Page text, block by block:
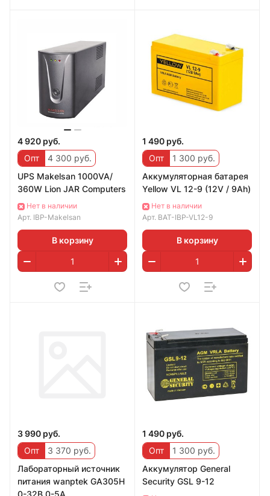
4 920 руб.
Опт
4 300 руб.
UPS Makelsan 1000VA/
360W Lion JAR Computers
Нет в наличии
Арт. IBP-Makelsan
В корзину
1 490 руб.
Опт
1 300 руб.
Аккумуляторная батарея
Yellow VL 12-9 (12V / 9Ah)
Нет в наличии
Арт. BAT-IBP-VL12-9
В корзину
3 990 руб.
Опт
3 370 руб.
Лабораторный источник
питания wanptek GA305H
1 490 руб.
Опт
1 300 руб.
Аккумулятор General
Security GSL 9-12